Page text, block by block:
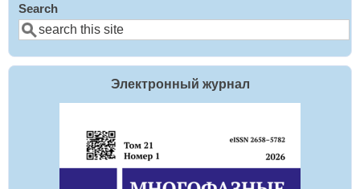
Search
Электронный журнал